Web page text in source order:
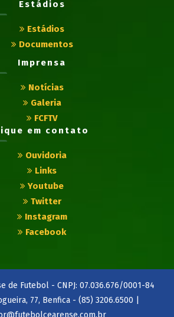
Estádios
Estádios
Documentos
Imprensa
Notícias
Galeria
FCFTV
em contato
Ouvidoria
Links
Youtube
Twitter
Instagram
Facebook
de Futebol - CNPJ: 07.036.676/0001-84
77, Benfica - (85) 3206.6500 |